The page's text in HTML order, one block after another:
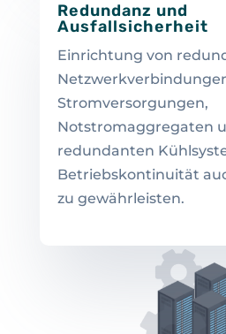
Redundanz und
Ausfallsicherheit
Einrichtung von
Stromversorgungen,
Notstromaggregaten
redundanten
Betriebskontinuität
zu gewährleisten.